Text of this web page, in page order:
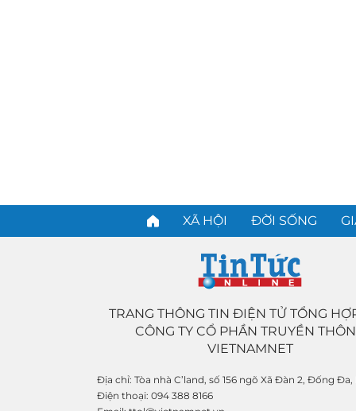
XÃ HỘI ĐỜI SỐNG
TRANG THÔNG TIN ĐIỆN TỬ TỔNG
CÔNG TY CỔ PHẦN TRUYỀN
VIETNAMNET
Địa chỉ: Tòa nhà C’land, số 156 ngõ Xã Đàn 2, Đống Đa,
Điện thoại: 094 388 8166